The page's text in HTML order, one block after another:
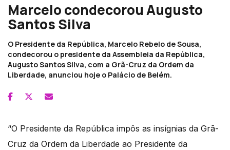
Marcelo condecorou Augusto
Santos Silva
O Presidente da República, Marcelo Rebelo de Sousa,
condecorou o presidente da Assembleia da República,
Augusto Santos Silva, com a Grã-Cruz da Ordem da
Liberdade, anunciou hoje o Palácio de Belém.
“O Presidente da República impôs as insígnias da Grã-
Cruz da Ordem da Liberdade ao Presidente da